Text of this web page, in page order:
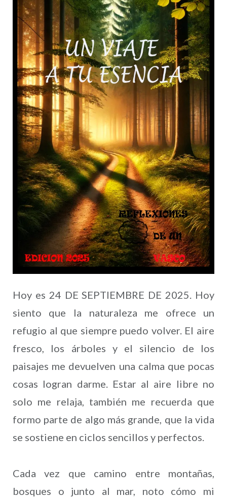
Hoy es 24 DE SEPTIEMBRE DE 2025. Hoy
siento que la naturaleza me ofrece un
refugio al que siempre puedo volver. El aire
fresco, los árboles y el silencio de los
paisajes me devuelven una calma que pocas
cosas logran darme. Estar al aire libre no
solo me relaja, también me recuerda que
formo parte de algo más grande, que la vida
se sostiene en ciclos sencillos y perfectos.
Cada vez que camino entre montañas,
bosques o junto al mar, noto cómo mi